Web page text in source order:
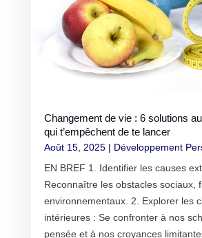
Changement de vie : 6 solutions
qui t’empêchent de te lancer
Août 15, 2025| Développement
EN BREF 1. Identifier les causes
Reconnaître les obstacles sociaux,
environnementaux. 2. Explorer les
intérieures : Se confronter à nos
pensée et à nos croyances